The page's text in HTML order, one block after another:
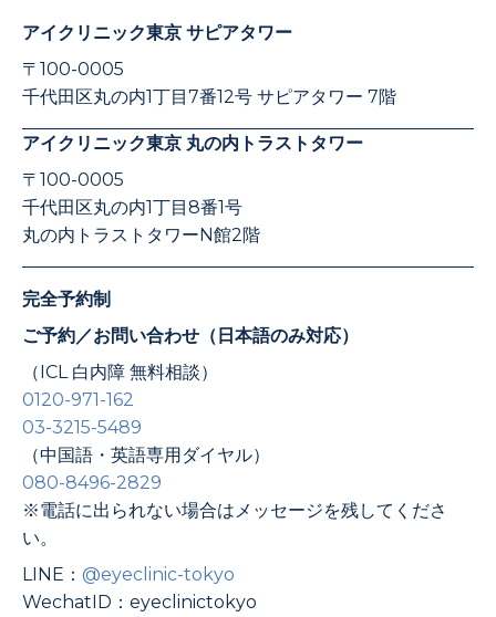
アイクリニック東京 サピアタワー
〒100-0005
千代田区丸の内1丁目7番12号 サピアタワー 7階
アイクリニック東京 丸の内トラストタワー
〒100-0005
千代田区丸の内1丁目8番1号
丸の内トラストタワーN館2階
完全予約制
ご予約／お問い合わせ（日本語のみ対応）
（ICL 白内障 無料相談）
0120-971-162
03-3215-5489
（中国語・英語専用ダイヤル）
080-8496-2829
※電話に出られない場合はメッセージを残してくださ
い。
LINE： @eyeclinic-tokyo
WechatID：eyeclinictokyo